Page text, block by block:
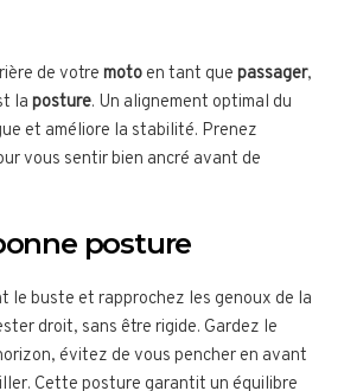
de votre moto en tant que passager,
la posture. Un alignement optimal du
et améliore la stabilité. Prenez
vous sentir bien ancré avant de
posture
le buste et rapprochez les genoux de la
droit, sans être rigide. Gardez le
évitez de vous pencher en avant
Cette posture garantit un équilibre